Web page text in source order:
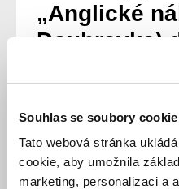
Souhlas se soubory cookie
Tato webová stránka
cookie, aby umožnila
marketing, personalizaci a
„Anglické
Doubravka)
Z důvodu stavebních prací
k
nábřeží“(směr
nábřeží“ (směr
přeložena
o cca 80m zpět